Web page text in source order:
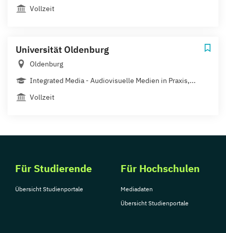
Vollzeit
Universität Oldenburg
Oldenburg
Integrated Media - Audiovisuelle Medien in Praxis,...
Vollzeit
Für Studierende
Übersicht Studienportale
Für Hochschulen
Mediadaten
Übersicht Studienportale